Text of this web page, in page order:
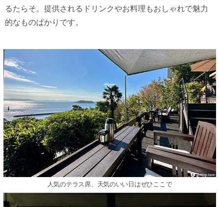
るたらそ。提供されるドリンクやお料理もおしゃれで魅力
的なものばかりです。
人気のテラス席、天気のいい日はぜひここで